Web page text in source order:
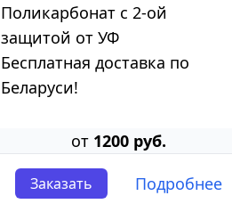
Поликарбонат с 2-ой
защитой от УФ
Бесплатная доставка по
Беларуси!
от 1200 руб.
Заказать Подробнее